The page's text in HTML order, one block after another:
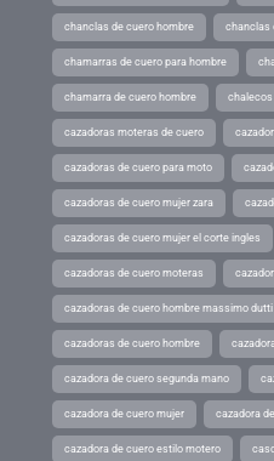
chanclas de cuero hombre chanclas
chamarras de cuero para hombre
chamarra de cuero hombre chalecos
cazadoras moteras de cuero
cazadoras de cuero para moto
cazadoras de cuero mujer zara
cazadoras de cuero mujer el corte ingles
cazadoras de cuero moteras
cazadoras de cuero hombre massimo dutti
cazadoras de cuero hombre
cazadora de cuero segunda mano
cazadora de cuero mujer cazadora
cazadora de cuero estilo motero